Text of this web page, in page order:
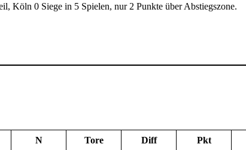
Köln 0 Siege in 5 Spielen, nur 2 Punkte über Abstiegszone.
N Tore Diff Pkt